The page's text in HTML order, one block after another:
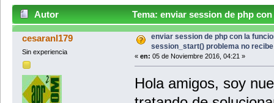
Autor
Tema: enviar session de php
recibe (Leído 5704 veces)
cesaranl179
Sin experiencia
enviar session de php con la
session_start() problema no recibe
« en: 05 de Noviembre 2016, 04:21 »
Hola amigos, soy